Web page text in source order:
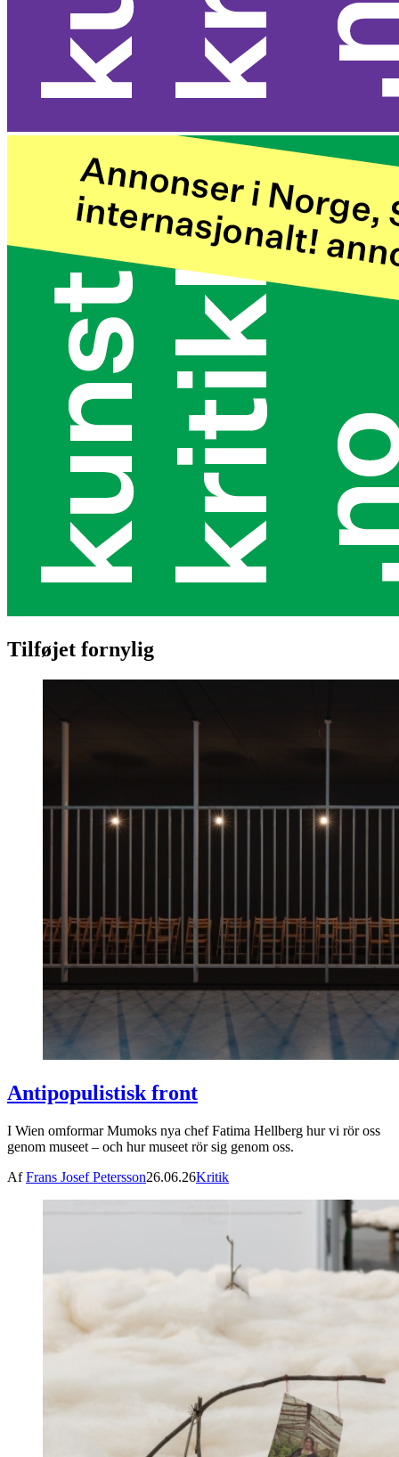
Tilføjet fornylig
Antipopulistisk front
I Wien omformar Mumoks nya chef Fatima Hellberg hur vi rör oss
genom museet – och hur museet rör sig genom oss.
AfFrans Josef Petersson26.06.26Kritik